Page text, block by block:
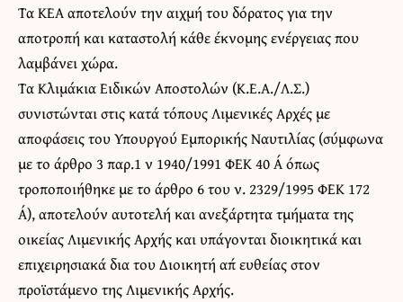
Τα ΚΕΑ αποτελούν την αιχμή του δόρατος για την
αποτροπή και καταστολή κάθε έκνομης ενέργειας που
λαμβάνει χώρα.
Τα Κλιμάκια Ειδικών Αποστολών (Κ.Ε.Α./Λ.Σ.)
συνιστώνται στις κατά τόπους Λιμενικές Αρχές με
αποφάσεις του Υπουργού Εμπορικής Ναυτιλίας (σύμφωνα
με το άρθρο 3 παρ.1 ν 1940/1991 ΦΕΚ 40 Α΄ όπως
τροποποιήθηκε με το άρθρο 6 του ν. 2329/1995 ΦΕΚ 172
Α΄), αποτελούν αυτοτελή και ανεξάρτητα τμήματα της
οικείας Λιμενικής Αρχής και υπάγονται διοικητικά και
επιχειρησιακά δια του Διοικητή απ΄ ευθείας στον
προϊστάμενο της Λιμενικής Αρχής.